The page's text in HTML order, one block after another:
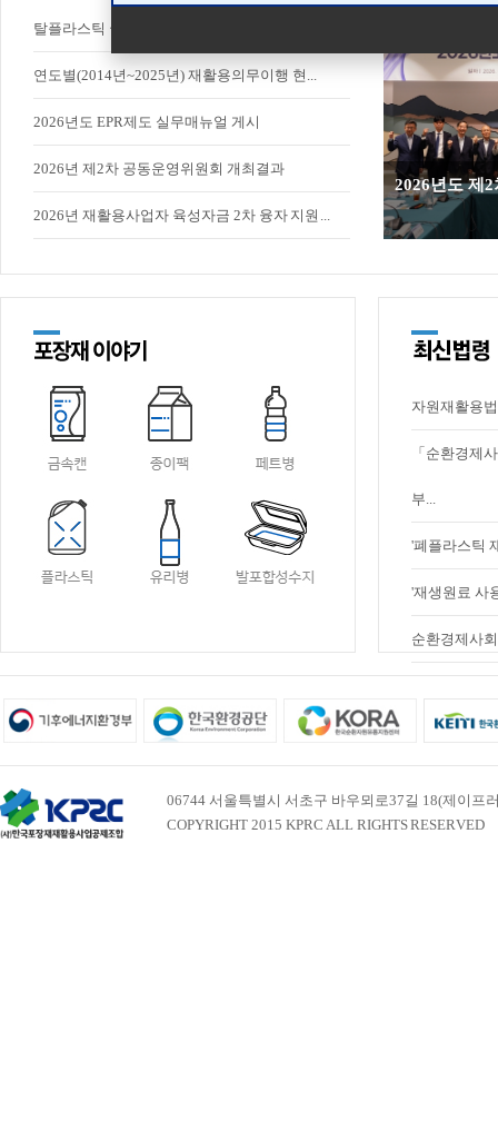
탈플라스틱 국민 참여 영상 챌린지 안내
연도별(2014년~2025년) 재활용의무이행 현...
2026년도 EPR제도 실무매뉴얼 게시
2026년 제2차 공동운영위원회 개최결과
2026년 재활용사업자 육성자금 2차 융자 지원...
2026년도 제
자원재활용
「순환경제
부...
'폐플라스틱
'재생원료 사
순환경제사
06744 서울특별시 서초구 바우뫼로37길 18(제이프
COPYRIGHT 2015 KPRC ALL RIGHTS RESERVED